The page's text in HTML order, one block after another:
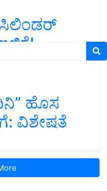
ಸಿಲಿಂಡರ್‌
ಹೊಸ
ವಿಶೇಷತೆ